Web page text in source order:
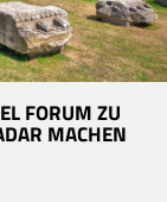
FORUM ZU
MACHEN